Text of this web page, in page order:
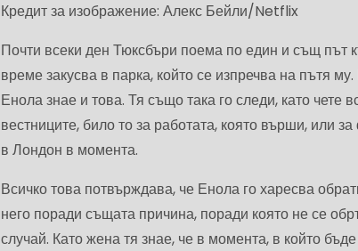
Кредит за изображение: Алекс Бейли/Netflix
Почти всеки ден Тюксбъри поема по един и същ път
време закусва в парка, който се изпречва на пътя
Енола знае и това. Тя също така го следи, като чете
вестниците, било то за работата, която върши, или
в Лондон в момента.
Всичко това потвърждава, че Енола го харесва
него поради същата причина, поради която не се
случай. Като жена тя знае, че в момента, в който